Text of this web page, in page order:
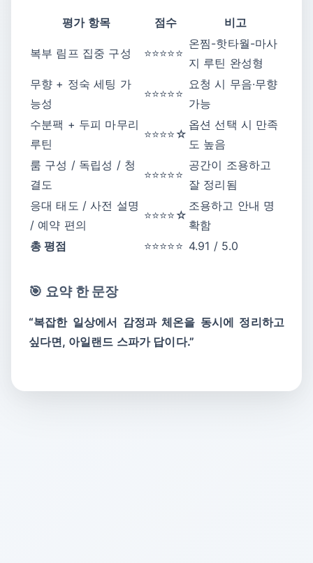
평가 항목 점수 비고
복부 림프 집중 구성 ⭐⭐⭐⭐⭐
온찜-핫타월-마사
지 루틴 완성형
무향 + 정숙 세팅 가
능성
⭐⭐⭐⭐⭐
요청 시 무음·무향
가능
수분팩 + 두피 마무리
루틴
⭐⭐⭐⭐☆
옵션 선택 시 만족
도 높음
룸 구성 / 독립성 / 청
결도
⭐⭐⭐⭐⭐
공간이 조용하고
잘 정리됨
응대 태도 / 사전 설명
/ 예약 편의
⭐⭐⭐⭐☆
조용하고 안내 명
확함
총 평점
⭐⭐⭐⭐⭐ 4.91 / 5.0
🎯 요약 한 문장
“복잡한 일상에서 감정과 체온을 동시에 정리하고
싶다면, 아일랜드 스파가 답이다.”